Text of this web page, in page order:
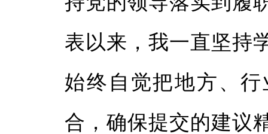
表以来，我一直坚持
始终自觉把地方、
合，确保提交的建议